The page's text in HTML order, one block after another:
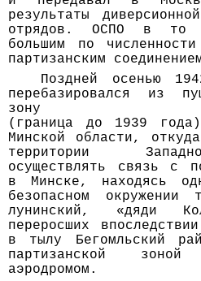
результаты
отрядов. ОСПО в то
большим по
партизанским
Поздней осенью
перебазировался из
зону
(граница до 1939
Минской области,
территории
осуществлять связь с
в Минске, находясь
безопасном окружении
лунинский, «дяди
переросших
в тылу Бегомльский
партизанской
аэродромом.